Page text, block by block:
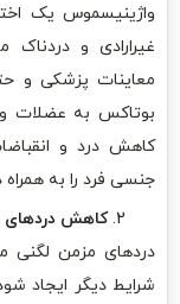
واژینیسموس یک
غیرارادی و
معاینات پزشکی و
بوتاکس به عضلات
کاهش درد و
جنسی فرد را به همراه
کاهش دردهای
دردهای مزمن
شرایط دیگر ایجاد